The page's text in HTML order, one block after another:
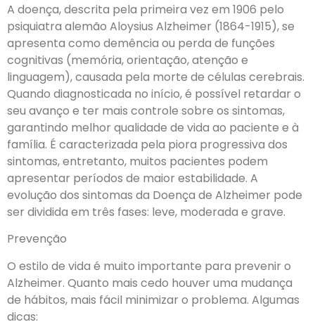
A doença, descrita pela primeira vez em 1906 pelo
psiquiatra alemão Aloysius Alzheimer (1864-1915), se
apresenta como demência ou perda de funções
cognitivas (memória, orientação, atenção e
linguagem), causada pela morte de células cerebrais.
Quando diagnosticada no início, é possível retardar o
seu avanço e ter mais controle sobre os sintomas,
garantindo melhor qualidade de vida ao paciente e à
família. É caracterizada pela piora progressiva dos
sintomas, entretanto, muitos pacientes podem
apresentar períodos de maior estabilidade. A
evolução dos sintomas da Doença de Alzheimer pode
ser dividida em três fases: leve, moderada e grave.
Prevenção
O estilo de vida é muito importante para prevenir o
Alzheimer. Quanto mais cedo houver uma mudança
de hábitos, mais fácil minimizar o problema. Algumas
dicas: